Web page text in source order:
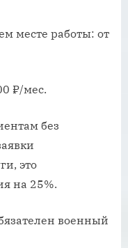
месте работы: от
₽/мес.
без
это
на 25%.
военный